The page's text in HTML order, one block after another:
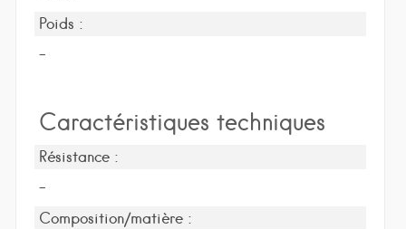
Poids :
-
Caractéristiques techniques
Résistance :
-
Composition/matière :